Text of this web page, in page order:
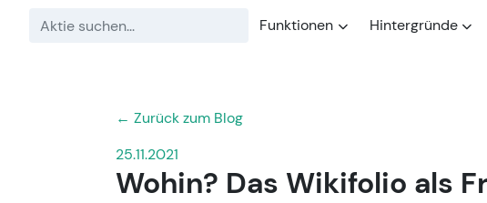
Funktionen Hintergründe
← Zurück zum Blog
25.11.2021
Wohin? Das Wikifolio als